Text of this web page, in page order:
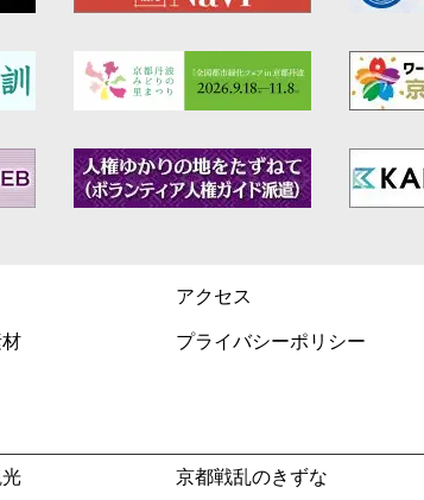
アクセス
プライバシーポリシー
京都戦乱のきずな